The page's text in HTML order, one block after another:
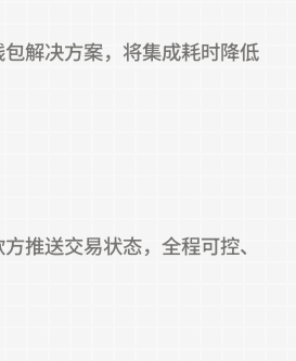
解决方案，将集成耗时降低
推送交易状态，全程可控、